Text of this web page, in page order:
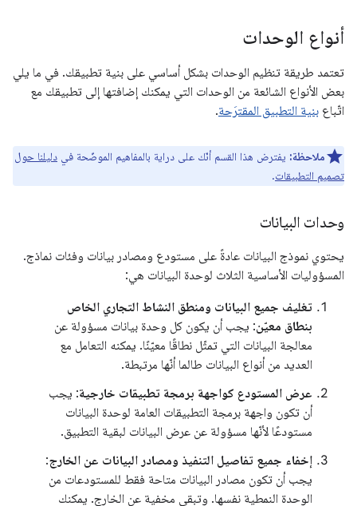
أنواع الوحدات
تعتمد طريقة تنظيم الوحدات بشكل أساسي على بنية تطبيقك. في ما يلي
بعض الأنواع الشائعة من الوحدات التي يمكنك إضافتها إلى تطبيقك مع
اتّباع بنية التطبيق المقترَحة.
ملاحظة: يفترض هذا القسم أنّك على دراية بالمفاهيم الموضّحة في دليلنا حول
تصميم التطبيقات.
وحدات البيانات
يحتوي نموذج البيانات عادةً على مستودع ومصادر بيانات وفئات نماذج.
المسؤوليات الأساسية الثلاث لوحدة البيانات هي:
تغليف جميع البيانات ومنطق النشاط التجاري الخاص
بنطاق معيّن: يجب أن يكون كل وحدة بيانات مسؤولة عن
معالجة البيانات التي تمثّل نطاقًا معيّنًا. يمكنه التعامل مع
العديد من أنواع البيانات طالما أنّها مرتبطة.
عرض المستودع كواجهة برمجة تطبيقات خارجية: يجب
أن تكون واجهة برمجة التطبيقات العامة لوحدة البيانات
مستودعًا لأنّها مسؤولة عن عرض البيانات لبقية التطبيق.
إخفاء جميع تفاصيل التنفيذ ومصادر البيانات عن الخارج:
يجب أن تكون مصادر البيانات متاحة فقط للمستودعات من
الوحدة النمطية نفسها. وتبقى مخفية عن الخارج. يمكنك